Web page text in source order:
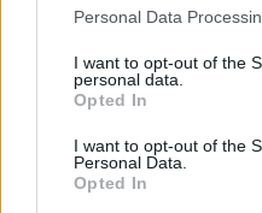
Please note that this
not limited to your visit or
grant or deny consent to
use your data for below
consent section.
Personal Data
I want to opt-out of the
personal data.
Opted In
I want to opt-out of the
Personal Data.
Opted In
Ricevi le
da